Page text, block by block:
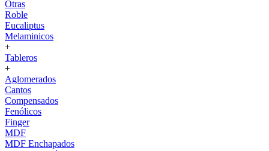
Otras
Roble
Eucaliptus
Melaminicos
+
Tableros
+
Aglomerados
Cantos
Compensados
Fenólicos
Finger
MDF
MDF Enchapados